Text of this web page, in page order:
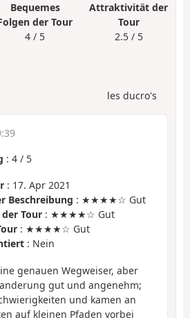
Bequemes
der Tour
4 / 5
Attraktivität der
Tour
2.5 / 5
les ducro's
: 4 / 5
: 17. Apr 2021
Beschreibung : ★★★★☆ Gut
Tour : ★★★★☆ Gut
: ★★★★☆ Gut
: Nein
genauen Wegweiser, aber
gut und angenehm;
und kamen an
auf kleinen Pfaden vorbei